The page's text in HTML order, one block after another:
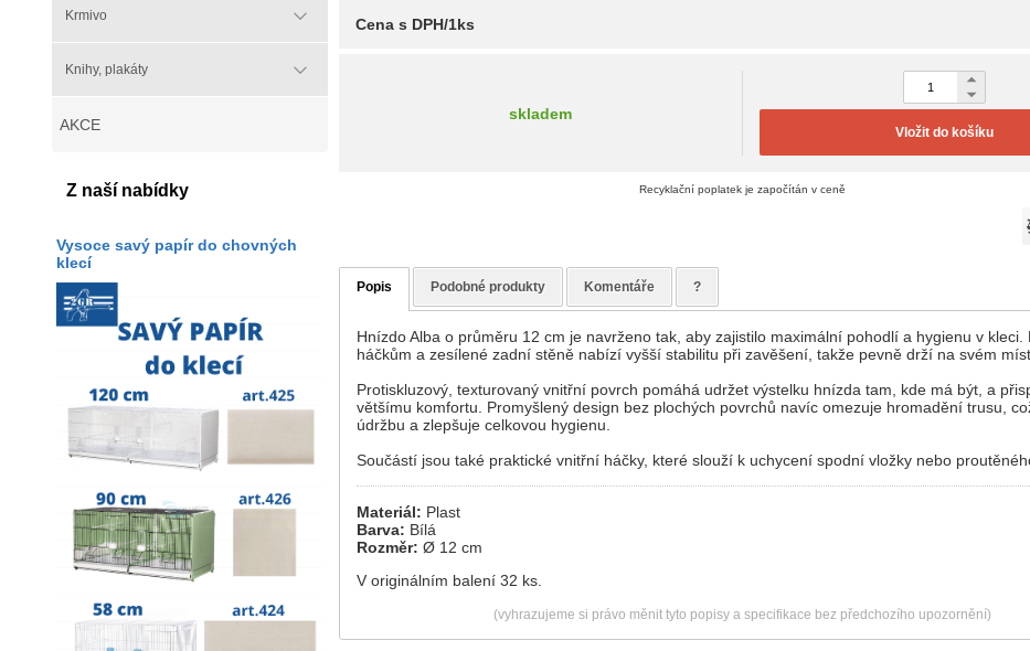
Krmivo
Knihy, plakáty
AKCE
Z naší nabídky
Vysoce savý papír do chovných
klecí
Cena s DPH/1ks
skladem
Vložit do košíku
Recyklační poplatek je započítán v ceně
Popis Podobné produkty Komentáře ?
Hnízdo Alba o průměru 12 cm je navrženo tak, aby zajistilo maximální pohodlí a hygienu v kleci.
háčkům a zesílené zadní stěně nabízí vyšší stabilitu při zavěšení, takže pevně drží na svém
Protiskluzový, texturovaný vnitřní povrch pomáhá udržet výstelku hnízda tam, kde má být, a
většímu komfortu. Promyšlený design bez plochých povrchů navíc omezuje hromadění trusu,
údržbu a zlepšuje celkovou hygienu.
Součástí jsou také praktické vnitřní háčky, které slouží k uchycení spodní vložky nebo
Materiál: Plast
Barva: Bílá
Rozměr: Ø 12 cm
V originálním balení 32 ks.
(vyhrazujeme si právo měnit tyto popisy a specifikace bez předchozího upozornění)